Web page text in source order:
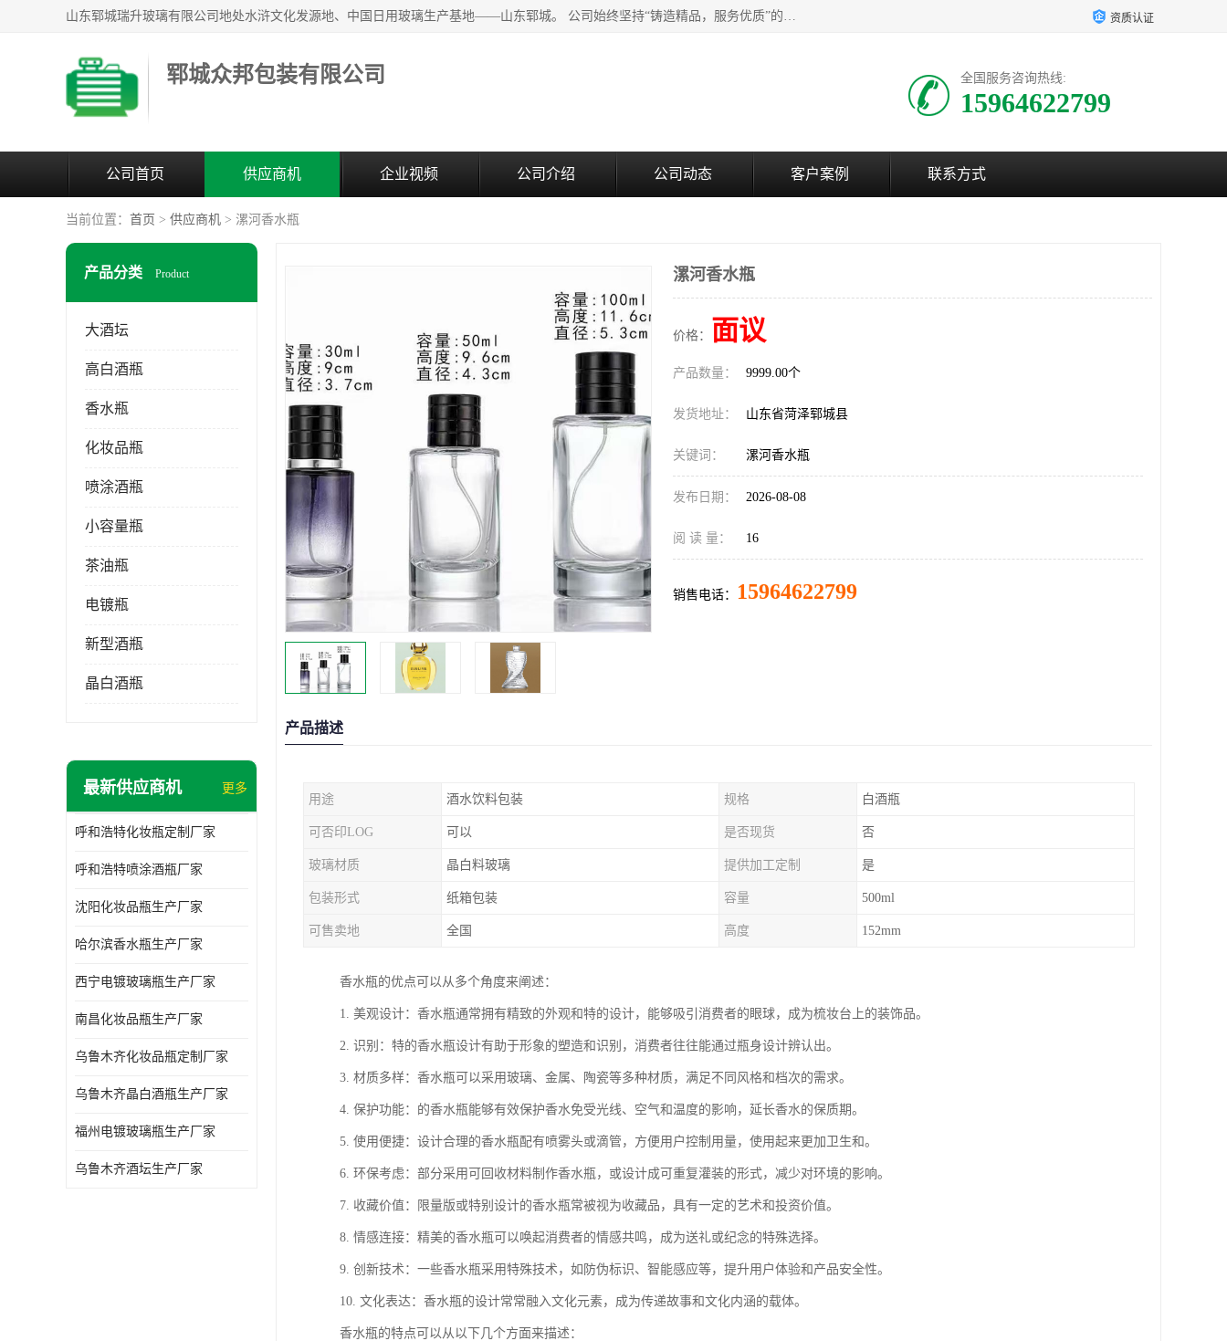
山东郓城瑞升玻璃有限公司地处水浒文化发源地、中国日用玻璃生产基地——山东郓城。 公司始终坚持“铸造精品，服务优质”的经营理念，斥资8000多万元引进国内先进的水晶料手工瓶生产线6条，晶白料8S机生产线8条，并引进人工挑料生产异型瓶和水晶玻璃瓶盖生产线。 资质认证
郓城众邦包装有限公司 全国服务咨询热线:
15964622799
公司首页 供应商机 企业视频 公司介绍 公司动态 客户案例 联系方式
当前位置： 首页 > 供应商机 > 漯河香水瓶
产品分类 Product
大酒坛
高白酒瓶
香水瓶
化妆品瓶
喷涂酒瓶
小容量瓶
茶油瓶
电镀瓶
新型酒瓶
晶白酒瓶
最新供应商机 更多
呼和浩特化妆瓶定制厂家
呼和浩特喷涂酒瓶厂家
沈阳化妆品瓶生产厂家
哈尔滨香水瓶生产厂家
西宁电镀玻璃瓶生产厂家
南昌化妆品瓶生产厂家
乌鲁木齐化妆品瓶定制厂家
乌鲁木齐晶白酒瓶生产厂家
福州电镀玻璃瓶生产厂家
乌鲁木齐酒坛生产厂家
漯河香水瓶
价格： 面议
产品数量： 9999.00个
发货地址： 山东省菏泽郓城县
关键词： 漯河香水瓶
发布日期： 2026-08-08
阅 读 量： 16
销售电话： 15964622799
产品描述
用途 酒水饮料包装 规格 白酒瓶
可否印LOG 可以 是否现货 否
玻璃材质 晶白料玻璃 提供加工定制 是
包装形式 纸箱包装 容量 500ml
可售卖地 全国 高度 152mm
香水瓶的优点可以从多个角度来阐述：
1. 美观设计：香水瓶通常拥有精致的外观和特的设计，能够吸引消费者的眼球，成为梳妆台上的装饰品。
2. 识别：特的香水瓶设计有助于形象的塑造和识别，消费者往往能通过瓶身设计辨认出。
3. 材质多样：香水瓶可以采用玻璃、金属、陶瓷等多种材质，满足不同风格和档次的需求。
4. 保护功能：的香水瓶能够有效保护香水免受光线、空气和温度的影响，延长香水的保质期。
5. 使用便捷：设计合理的香水瓶配有喷雾头或滴管，方便用户控制用量，使用起来更加卫生和。
6. 环保考虑：部分采用可回收材料制作香水瓶，或设计成可重复灌装的形式，减少对环境的影响。
7. 收藏价值：限量版或特别设计的香水瓶常被视为收藏品，具有一定的艺术和投资价值。
8. 情感连接：精美的香水瓶可以唤起消费者的情感共鸣，成为送礼或纪念的特殊选择。
9. 创新技术：一些香水瓶采用特殊技术，如防伪标识、智能感应等，提升用户体验和产品安全性。
10. 文化表达：香水瓶的设计常常融入文化元素，成为传递故事和文化内涵的载体。
香水瓶的特点可以从以下几个方面来描述：